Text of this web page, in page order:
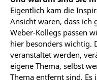
Eigentlich kam die
Ansicht waren, dass ich
Weber-Kollegs passen
hier besonders wichtig.
veranstaltet werden,
eigene Thema, selbst
Thema entfernt sind.